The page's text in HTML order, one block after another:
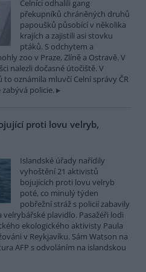
Celníci odhalili gang
překupníků chráněných druhů
papoušků působící v několika
krajích a zajistili asi stovku
ptáků. S odchytem a
zoo v Praze, Zlíně a Ostravě. V
nalezli dočasné útočiště. V
to oznámila mluvčí Celní správy ČR
policie.
proti lovu velryb,
Islandské úřady nařídily
vyhoštění 21 aktivistů
bojujících proti lovu velryb
poté, co minulý týden
pobřežní stráž s policií zabavily
plavidlo. Pasažéři lodi
ekologického aktivisty Paula
v Reykjavíku. Sám Watson na
AFP s odvoláním na islandskou